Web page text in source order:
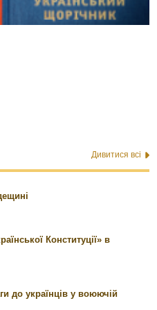
Дивитися всі
Конституції» в
до українців у воюючій